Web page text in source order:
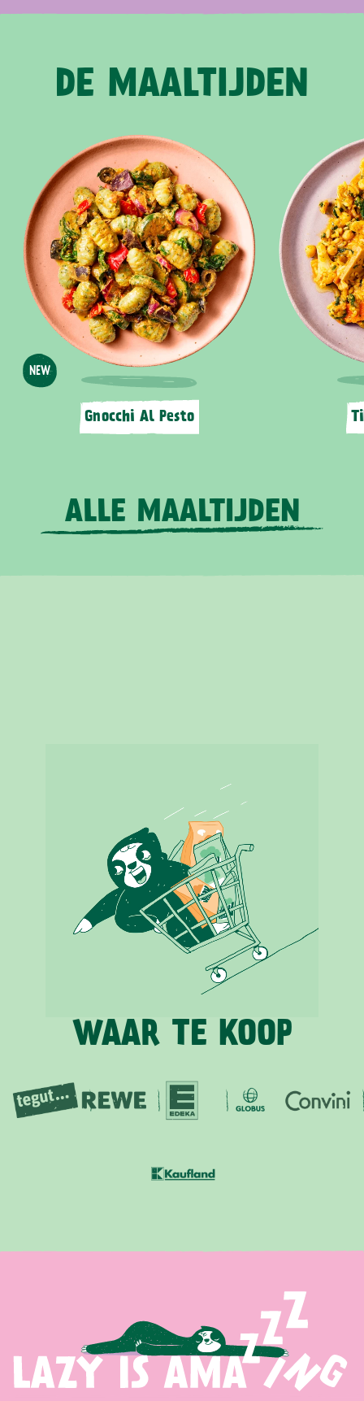
DE MAALTIJDEN
Gnocchi Al Pesto
NEW
ALLE MAALTIJDEN
WAAR TE KOOP